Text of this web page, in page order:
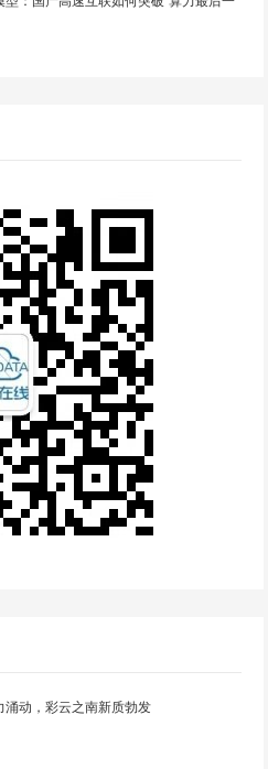
涌动，彩云之南新质勃发